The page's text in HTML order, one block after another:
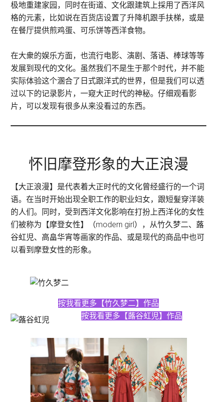
极地重建家园，同时在街道、文化跟建筑上採用了西洋风
格的元素，比如说在百货店设置了升降机跟手扶梯，或是
在餐厅提供煎鸡蛋、可乐饼等西洋食物。
在大衆的娱乐方面，也流行电影、演剧、落语、棒球等等
发展到现代的文化。虽然我们不是生于那个时代，并不能
实际体验这个溷合了日式跟洋式的世界，但是我们可以透
过以下的记录影片，一窥大正时代的神秘。仔细观看影
片，可以发现有很多从来没看过的东西。
怀旧摩登形象的大正浪漫
【大正浪漫】是代表着大正时代的文化曾经盛行的一个词
语。在当时开始出现全职工作的职业妇女，跟短髮穿洋装
的人们。同时，受到西洋文化影响在打扮上西洋化的女性
们被称为【摩登女性】（modern girl），从竹久梦二、蕗
谷虹児、高畠华宵等画家的作品、或是现代的商品中也可
以看到摩登女性的形象。
按我看更多【竹久梦二】作品
按我看更多【蕗谷虹児】作品